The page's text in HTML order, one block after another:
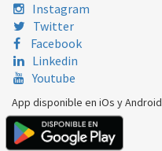
TEKA
TEKA
TEKA
Instagram
Twitter
Facebook
Linkedin
Youtube
App disponible en iOs y Android